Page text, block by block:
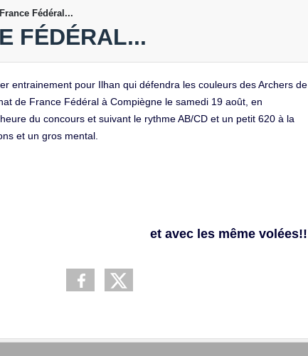
Fédéral...
FÉDÉRAL...
entrainement pour Ilhan qui défendra les couleurs des Archers de
de France Fédéral à Compiègne le samedi 19 août, en
du concours et suivant le rythme AB/CD et un petit 620 à la
et un gros mental.
et avec les même volées!!